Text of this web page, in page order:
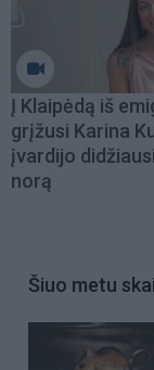
Į Klaipėdą iš
grįžusi Karina
įvardijo
norą
Šiuo metu